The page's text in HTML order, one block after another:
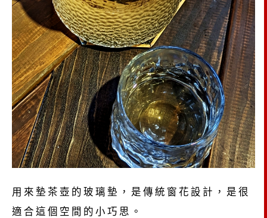
用來墊茶壺的玻璃墊，是傳統窗花設計，是很
適合這個空間的小巧思。